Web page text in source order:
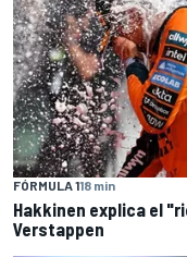
FÓRMULA 118 min
Hakkinen explica el
Verstappen